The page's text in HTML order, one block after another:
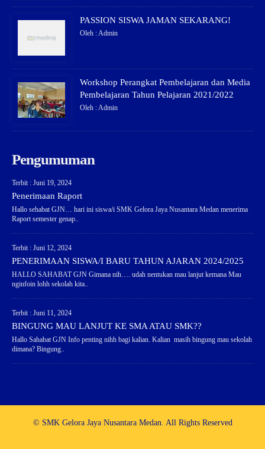
PASSION SISWA JAMAN SEKARANG!
Oleh : Admin
Workshop Perangkat Pembelajaran dan Media
Pembelajaran Tahun Pelajaran 2021/2022
Oleh : Admin
Pengumuman
Terbit : Juni 19, 2024
Penerimaan Raport
Hallo sehabat GJN… hari ini siswa/i SMK Gelora Jaya Nusantara Medan menerima
Raport semester genap..
Terbit : Juni 12, 2024
PENERIMAAN SISWA/I BARU TAHUN AJARAN 2024/2025
HALLO SAHABAT GJN Gimana nih…. udah nentukan mau lanjut kemana Mau
nginfoin lohh sekolah kita..
Terbit : Juni 11, 2024
BINGUNG MAU LANJUT KE SMA ATAU SMK??
Hallo Sahabat GJN Info penting nihh bagi kalian. Kalian masih bingung mau sekolah
dimana? Bingung..
© SMK Gelora Jaya Nusantara Medan. All Rights Reserved